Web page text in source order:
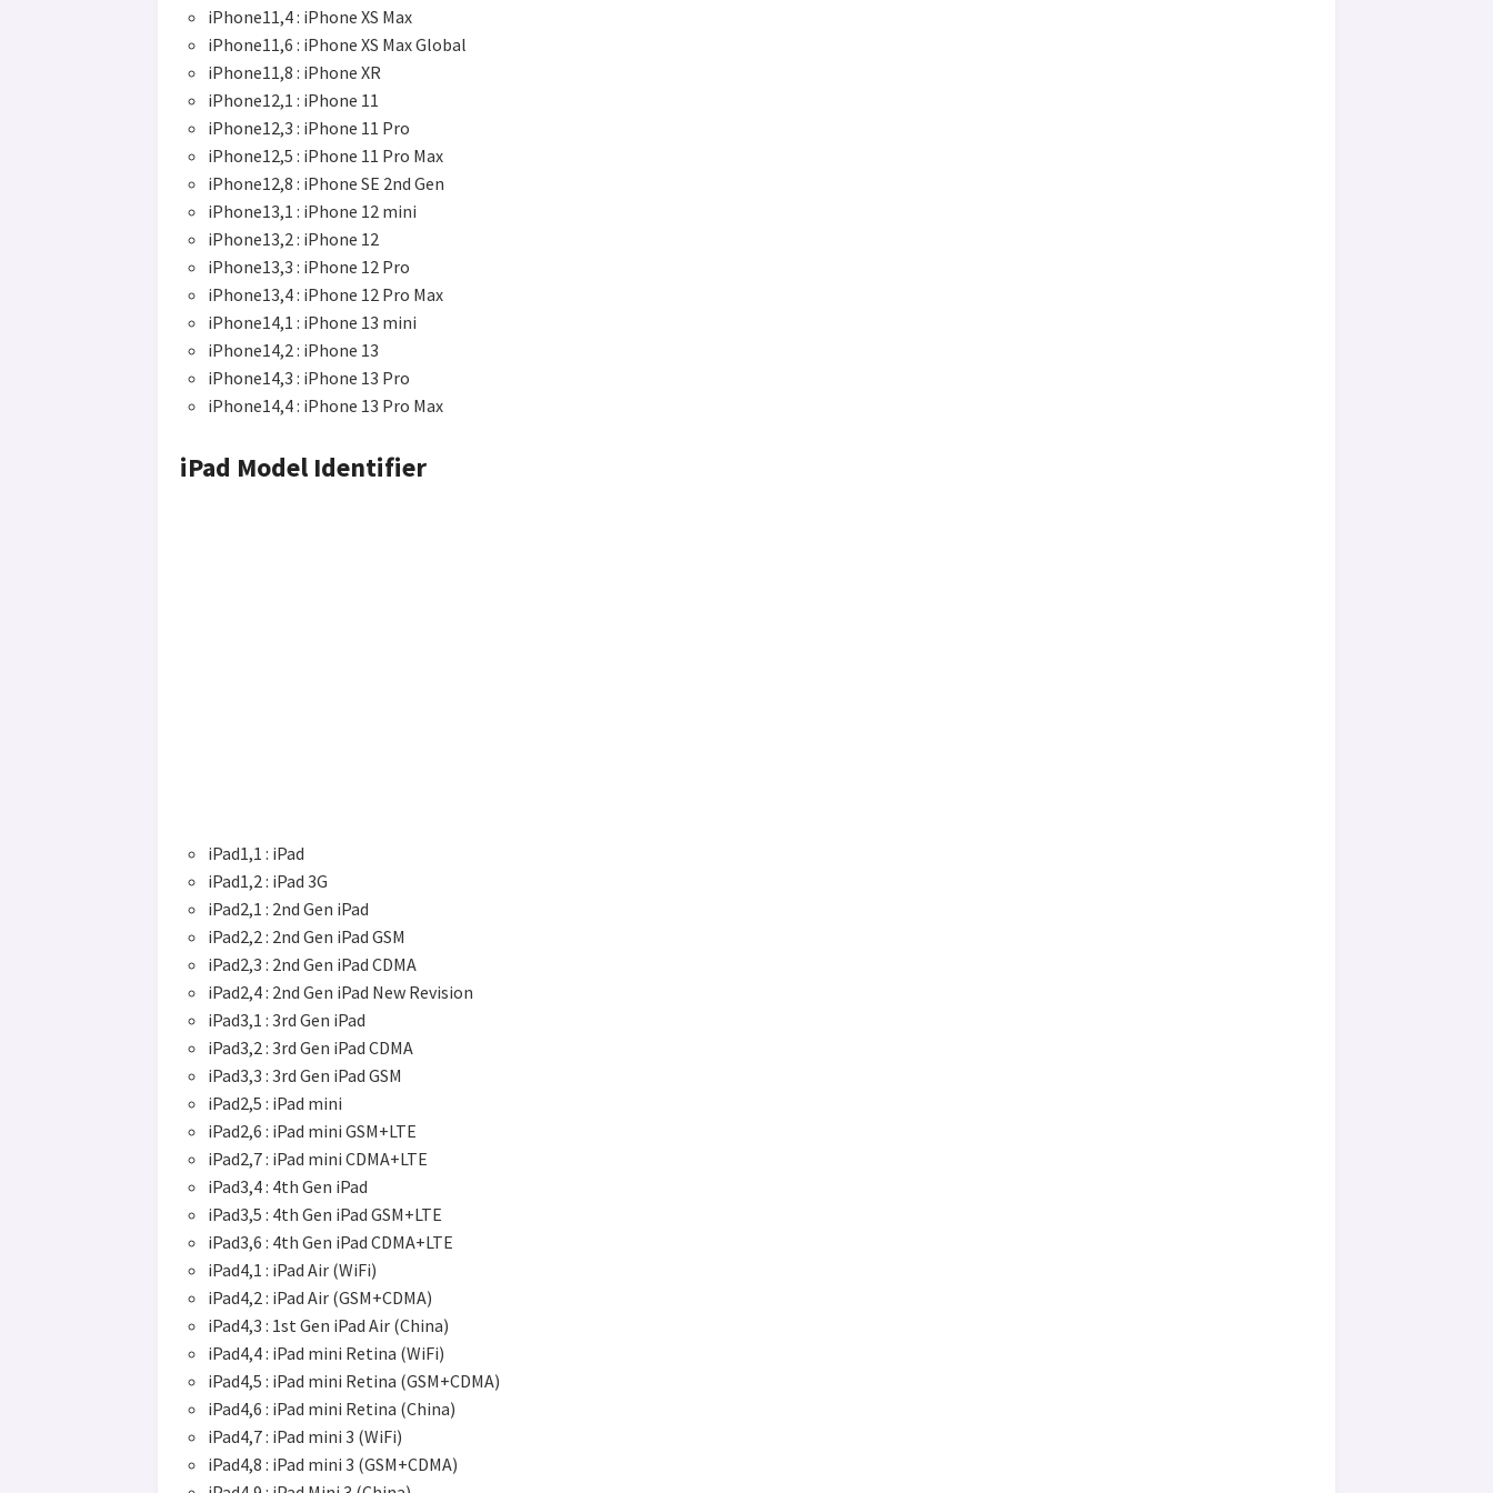
iPhone11,4 : iPhone XS Max
iPhone11,6 : iPhone XS Max Global
iPhone11,8 : iPhone XR
iPhone12,1 : iPhone 11
iPhone12,3 : iPhone 11 Pro
iPhone12,5 : iPhone 11 Pro Max
iPhone12,8 : iPhone SE 2nd Gen
iPhone13,1 : iPhone 12 mini
iPhone13,2 : iPhone 12
iPhone13,3 : iPhone 12 Pro
iPhone13,4 : iPhone 12 Pro Max
iPhone14,1 : iPhone 13 mini
iPhone14,2 : iPhone 13
iPhone14,3 : iPhone 13 Pro
iPhone14,4 : iPhone 13 Pro Max
iPad Model Identifier
iPad1,1 : iPad
iPad1,2 : iPad 3G
iPad2,1 : 2nd Gen iPad
iPad2,2 : 2nd Gen iPad GSM
iPad2,3 : 2nd Gen iPad CDMA
iPad2,4 : 2nd Gen iPad New Revision
iPad3,1 : 3rd Gen iPad
iPad3,2 : 3rd Gen iPad CDMA
iPad3,3 : 3rd Gen iPad GSM
iPad2,5 : iPad mini
iPad2,6 : iPad mini GSM+LTE
iPad2,7 : iPad mini CDMA+LTE
iPad3,4 : 4th Gen iPad
iPad3,5 : 4th Gen iPad GSM+LTE
iPad3,6 : 4th Gen iPad CDMA+LTE
iPad4,1 : iPad Air (WiFi)
iPad4,2 : iPad Air (GSM+CDMA)
iPad4,3 : 1st Gen iPad Air (China)
iPad4,4 : iPad mini Retina (WiFi)
iPad4,5 : iPad mini Retina (GSM+CDMA)
iPad4,6 : iPad mini Retina (China)
iPad4,7 : iPad mini 3 (WiFi)
iPad4,8 : iPad mini 3 (GSM+CDMA)